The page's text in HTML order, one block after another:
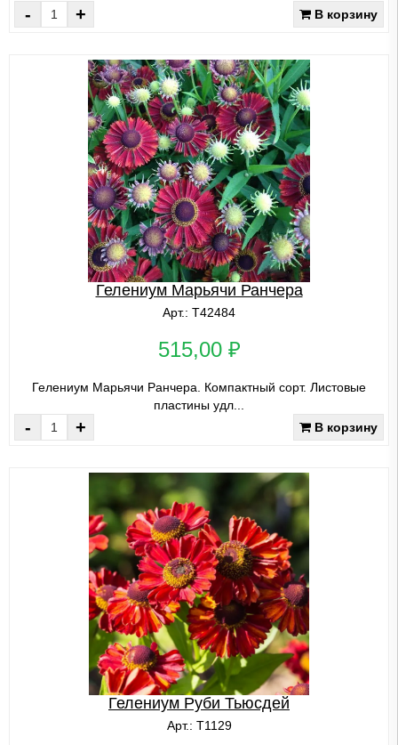
- + В корзину
Гелениум Марьячи Ранчера
Арт.: Т42484
515,00 ₽
Гелениум Марьячи Ранчера. Компактный сорт. Листовые
пластины удл...
- + В корзину
Гелениум Руби Тьюсдей
Арт.: Т1129